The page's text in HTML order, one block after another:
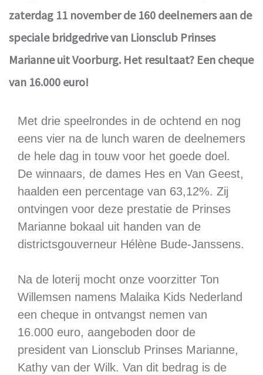
zaterdag 11 november de 160 deelnemers aan de
speciale bridgedrive van Lionsclub Prinses
Marianne uit Voorburg. Het resultaat? Een cheque
van 16.000 euro!
Met drie speelrondes in de ochtend en nog
eens vier na de lunch waren de deelnemers
de hele dag in touw voor het goede doel.
De winnaars, de dames Hes en Van Geest,
haalden een percentage van 63,12%. Zij
ontvingen voor deze prestatie de Prinses
Marianne bokaal uit handen van de
districtsgouverneur Hélène Bude-Janssens.
Na de loterij mocht onze voorzitter Ton
Willemsen namens Malaika Kids Nederland
een cheque in ontvangst nemen van
16.000 euro, aangeboden door de
president van Lionsclub Prinses Marianne,
Kathy van der Wilk. Van dit bedrag is de